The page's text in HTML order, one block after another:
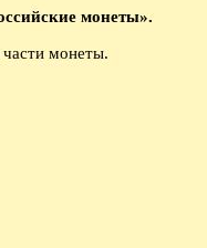
монеты».
части монеты.